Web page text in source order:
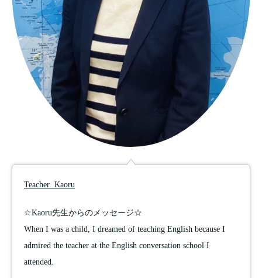
Teacher Kaoru
☆Kaoru先生からのメッセージ☆
When I was a child, I dreamed of teaching English because I
admired the teacher at the English conversation school I
attended.